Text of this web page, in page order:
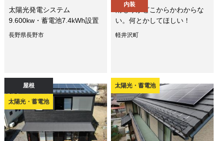
太陽光発電システム
9.600kw・蓄電池7.4kWh設置
長野県長野市
内装
雨もりがどこからかわからな
い。何とかしてほしい！
軽井沢町
屋根
太陽光・蓄電池
太陽光・蓄電池